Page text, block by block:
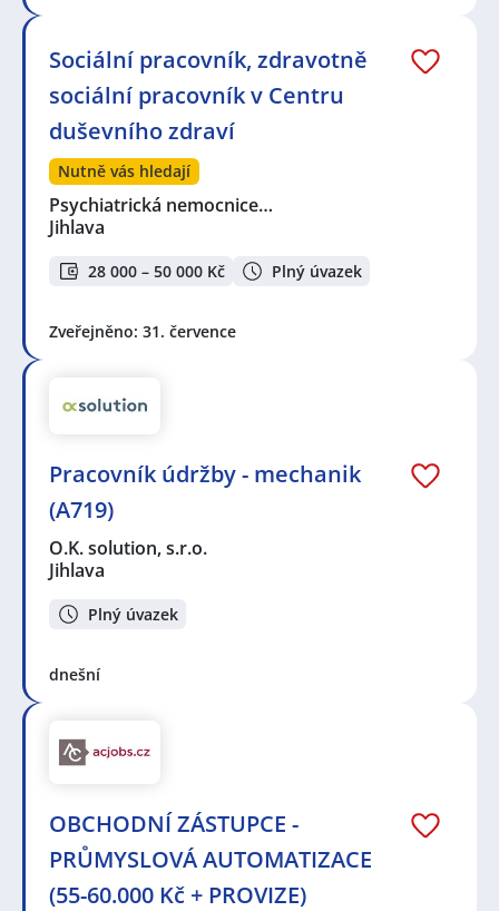
Sociální pracovník, zdravotně
sociální pracovník v Centru
duševního zdraví
Nutně vás hledají
Psychiatrická nemocnice…
Jihlava
28 000 – 50 000 Kč Plný úvazek
Zveřejněno: 31. července
Pracovník údržby - mechanik
(A719)
O.K. solution, s.r.o.
Jihlava
Plný úvazek
dnešní
OBCHODNÍ ZÁSTUPCE -
PRŮMYSLOVÁ AUTOMATIZACE
(55-60.000 Kč + PROVIZE)